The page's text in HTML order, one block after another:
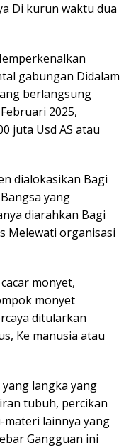
Di kurun waktu dua
gabungan Didalam
berlangsung
2025,
juta Usd AS atau
dialokasikan Bagi
yang
diarahkan Bagi
Melewati organisasi
monyet,
monyet
ditularkan
Ke manusia atau
langka yang
tubuh, percikan
lainnya yang
Gangguan ini